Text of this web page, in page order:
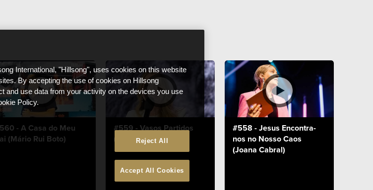
- A Casa do Meu
(Mário Rui Boto)
#559 - Vasos Partidos
(Ana Loback)
#558 - Jesus Encontra-
nos no Nosso Caos
(Joana Cabral)
International, "Hillsong", uses cookies on this website
By accepting the use of cookies on Hillsong
and use data from your activity on the devices you use
Policy.
Reject All
Accept All Cookies